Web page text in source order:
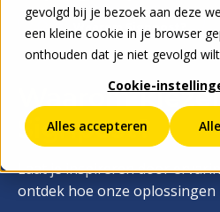
gevolgd bij je bezoek aan deze
een kleine cookie in je browser
onthouden dat je niet gevolgd
Cookie-
Alles accepteren
Waarom Signpost?
Waarom
Signpost?
Laat je inspireren door
ontdek hoe onze oplossingen